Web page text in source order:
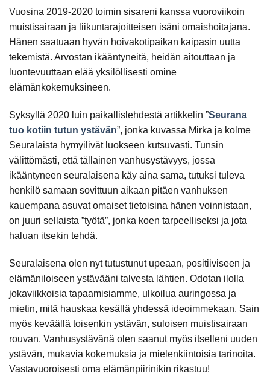
Vuosina 2019-2020 toimin sisareni kanssa vuoroviikoin
muistisairaan ja liikuntarajoitteisen isäni omaishoitajana.
Hänen saatuaan hyvän hoivakotipaikan kaipasin uutta
tekemistä. Arvostan ikääntyneitä, heidän aitouttaan ja
luontevuuttaan elää yksilöllisesti omine
elämänkokemuksineen.
Syksyllä 2020 luin paikallislehdestä artikkelin ”Seurana
tuo kotiin tutun ystävän”, jonka kuvassa Mirka ja kolme
Seuralaista hymyilivät luokseen kutsuvasti. Tunsin
välittömästi, että tällainen vanhusystävyys, jossa
ikääntyneen seuralaisena käy aina sama, tutuksi tuleva
henkilö samaan sovittuun aikaan pitäen vanhuksen
kauempana asuvat omaiset tietoisina hänen voinnistaan,
on juuri sellaista ”työtä”, jonka koen tarpeelliseksi ja jota
haluan itsekin tehdä.
Seuralaisena olen nyt tutustunut upeaan, positiiviseen ja
elämäniloiseen ystävääni talvesta lähtien. Odotan ilolla
jokaviikkoisia tapaamisiamme, ulkoilua auringossa ja
mietin, mitä hauskaa kesällä yhdessä ideoimmekaan. Sain
myös keväällä toisenkin ystävän, suloisen muistisairaan
rouvan. Vanhusystävänä olen saanut myös itselleni uuden
ystävän, mukavia kokemuksia ja mielenkiintoisia tarinoita.
Vastavuoroisesti oma elämänpiirinikin rikastuu!